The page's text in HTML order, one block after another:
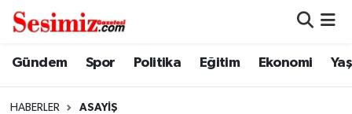
Gündem Spor Politika Eğitim Ekonomi
HABERLER ASAYIŞ
Dünya
Nöbetçi Eczaneler
Hava Durumu